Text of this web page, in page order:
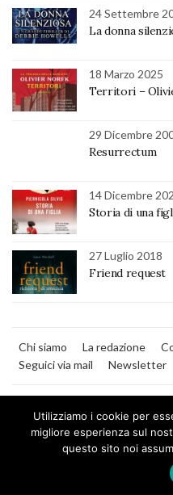
24 Settembre
La donna
18 Marzo 2025
Territori –
29 Dicembre
Resurrectum
14 Dicembre
Storia di una
27 Luglio 2018
Friend request
Chi siamo La redazione
Seguici via mail
Newsletter
Utilizziamo i cookie per
migliore esperienza sul
questo sito noi